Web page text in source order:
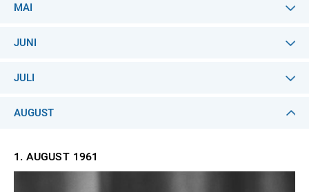
MAI
JUNI
JULI
AUGUST
1. AUGUST 1961